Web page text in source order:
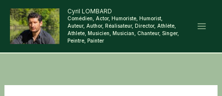
Aller
contenu
Cyril LOMBARD
Comédien, Actor, Humoriste, Humorist,
Auteur, Author, Réalisateur, Director, Athlète,
Athlete, Musicien, Musician, Chanteur, Singer,
Peintre, Painter